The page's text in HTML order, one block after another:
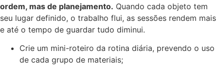
ordem, mas de planejamento. Quando cada objeto tem
seu lugar definido, o trabalho flui, as sessões rendem mais
e até o tempo de guardar tudo diminui.
Crie um mini-roteiro da rotina diária, prevendo o uso
de cada grupo de materiais;